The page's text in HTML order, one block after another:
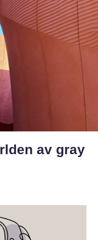
av gray